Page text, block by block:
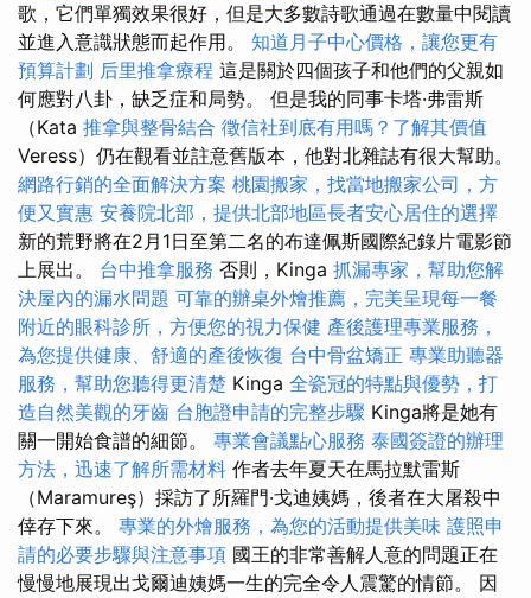
歌，它們單獨效果很好，但是大多數詩歌通過在數量中閱讀
並進入意識狀態而起作用。 知道月子中心價格，讓您更有
預算計劃 后里推拿療程 這是關於四個孩子和他們的父親如
何應對八卦，缺乏症和局勢。 但是我的同事卡塔·弗雷斯
（Kata 推拿與整骨結合 徵信社到底有用嗎？了解其價值
Veress）仍在觀看並註意舊版本，他對北雜誌有很大幫助。
網路行銷的全面解決方案 桃園搬家，找當地搬家公司，方
便又實惠 安養院北部，提供北部地區長者安心居住的選擇
新的荒野將在2月1日至第二名的布達佩斯國際紀錄片電影節
上展出。 台中推拿服務 否則，Kinga 抓漏專家，幫助您解
決屋內的漏水問題 可靠的辦桌外燴推薦，完美呈現每一餐
附近的眼科診所，方便您的視力保健 產後護理專業服務，
為您提供健康、舒適的產後恢復 台中骨盆矯正 專業助聽器
服務，幫助您聽得更清楚 Kinga 全瓷冠的特點與優勢，打
造自然美觀的牙齒 台胞證申請的完整步驟 Kinga將是她有
關一開始食譜的細節。 專業會議點心服務 泰國簽證的辦理
方法，迅速了解所需材料 作者去年夏天在馬拉默雷斯
（Maramureş）採訪了所羅門·戈迪姨媽，後者在大屠殺中
倖存下來。 專業的外燴服務，為您的活動提供美味 護照申
請的必要步驟與注意事項 國王的非常善解人意的問題正在
慢慢地展現出戈爾迪姨媽一生的完全令人震驚的情節。 因